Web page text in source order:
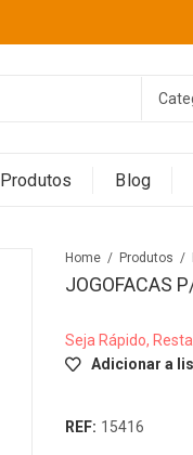
Produtos Blog
Home Produtos
JOGOFACAS
Seja Rápido,
Adicionar a
REF: 15416